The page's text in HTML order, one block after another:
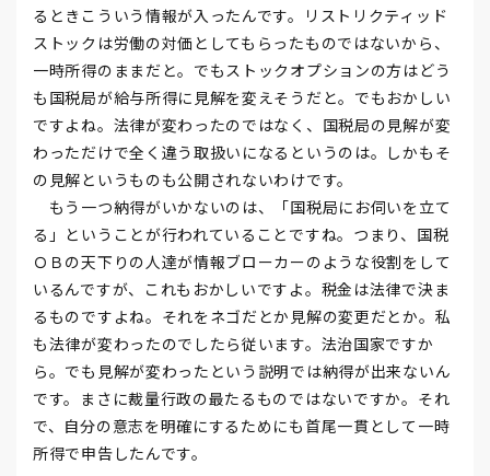
るときこういう情報が入ったんです。リストリクティッド
ストックは労働の対価としてもらったものではないから、
一時所得のままだと。でもストックオプションの方はどう
も国税局が給与所得に見解を変えそうだと。でもおかしい
ですよね。法律が変わったのではなく、国税局の見解が変
わっただけで全く違う取扱いになるというのは。しかもそ
の見解というものも公開されないわけです。
もう一つ納得がいかないのは、「国税局にお伺いを立て
る」ということが行われていることですね。つまり、国税
ＯＢの天下りの人達が情報ブローカーのような役割をして
いるんですが、これもおかしいですよ。税金は法律で決ま
るものですよね。それをネゴだとか見解の変更だとか。私
も法律が変わったのでしたら従います。法治国家ですか
ら。でも見解が変わったという説明では納得が出来ないん
です。まさに裁量行政の最たるものではないですか。それ
で、自分の意志を明確にするためにも首尾一貫として一時
所得で申告したんです。